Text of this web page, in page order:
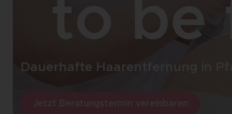
to be
Dauerhafte Haarentfernung in